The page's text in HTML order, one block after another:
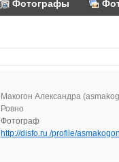
Фотографы
Макогон Александра
Ровно
Фотограф
http://disfo.ru /profile/